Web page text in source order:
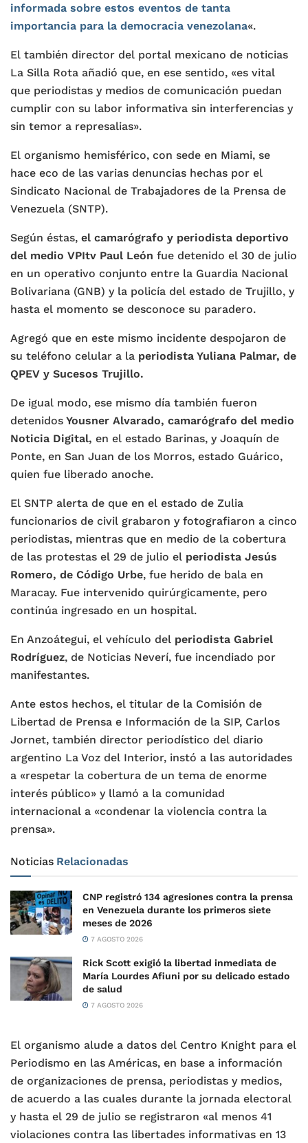
informada sobre estos eventos de tanta
importancia para la democracia venezolana«.
El también director del portal mexicano de noticias
La Silla Rota añadió que, en ese sentido, «es vital
que periodistas y medios de comunicación puedan
cumplir con su labor informativa sin interferencias y
sin temor a represalias».
El organismo hemisférico, con sede en Miami, se
hace eco de las varias denuncias hechas por el
Sindicato Nacional de Trabajadores de la Prensa de
Venezuela (SNTP).
Según éstas, el camarógrafo y periodista deportivo
del medio VPItv Paul León fue detenido el 30 de julio
en un operativo conjunto entre la Guardia Nacional
Bolivariana (GNB) y la policía del estado de Trujillo, y
hasta el momento se desconoce su paradero.
Agregó que en este mismo incidente despojaron de
su teléfono celular a la periodista Yuliana Palmar, de
QPEV y Sucesos Trujillo.
De igual modo, ese mismo día también fueron
detenidos Yousner Alvarado, camarógrafo del medio
Noticia Digital, en el estado Barinas, y Joaquín de
Ponte, en San Juan de los Morros, estado Guárico,
quien fue liberado anoche.
El SNTP alerta de que en el estado de Zulia
funcionarios de civil grabaron y fotografiaron a cinco
periodistas, mientras que en medio de la cobertura
de las protestas el 29 de julio el periodista Jesús
Romero, de Código Urbe, fue herido de bala en
Maracay. Fue intervenido quirúrgicamente, pero
continúa ingresado en un hospital.
En Anzoátegui, el vehículo del periodista Gabriel
Rodríguez, de Noticias Neverí, fue incendiado por
manifestantes.
Ante estos hechos, el titular de la Comisión de
Libertad de Prensa e Información de la SIP, Carlos
Jornet, también director periodístico del diario
argentino La Voz del Interior, instó a las autoridades
a «respetar la cobertura de un tema de enorme
interés público» y llamó a la comunidad
internacional a «condenar la violencia contra la
prensa».
Noticias Relacionadas
CNP registró 134 agresiones contra la prensa
en Venezuela durante los primeros siete
meses de 2026
7 AGOSTO 2026
Rick Scott exigió la libertad inmediata de
María Lourdes Afiuni por su delicado estado
de salud
7 AGOSTO 2026
El organismo alude a datos del Centro Knight para el
Periodismo en las Américas, en base a información
de organizaciones de prensa, periodistas y medios,
de acuerdo a las cuales durante la jornada electoral
y hasta el 29 de julio se registraron «al menos 41
violaciones contra las libertades informativas en 13